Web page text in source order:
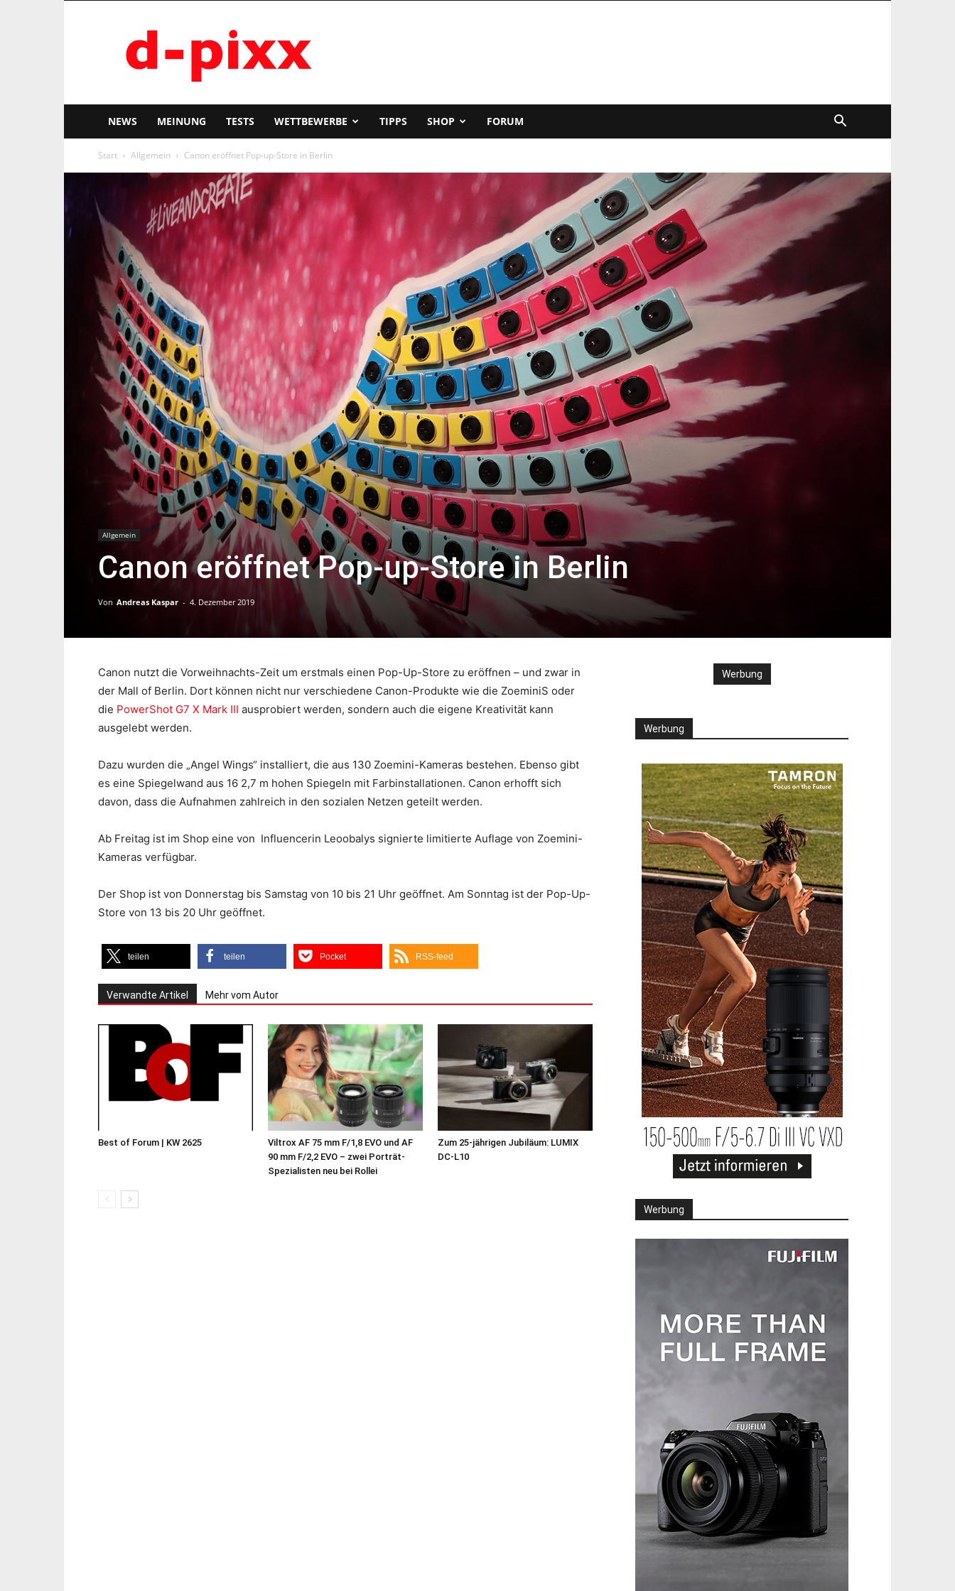
pixx
NEWS MEINUNG TESTS WETTBEWERBE TIPPS SHOP FORUM
Start Allgemein Canon eröffnet Pop-up-Store in Berlin
Allgemein
Canon eröffnet Pop-up-Store in Berlin
Von Andreas Kaspar - 4. Dezember 2019
Canon nutzt die Vorweihnachts-Zeit um erstmals einen Pop-Up-Store zu eröffnen – und zwar in
der Mall of Berlin. Dort können nicht nur verschiedene Canon-Produkte wie die ZoeminiS oder
die PowerShot G7 X Mark III ausprobiert werden, sondern auch die eigene Kreativität kann
ausgelebt werden.
Dazu wurden die „Angel Wings“ installiert, die aus 130 Zoemini-Kameras bestehen. Ebenso gibt
es eine Spiegelwand aus 16 2,7 m hohen Spiegeln mit Farbinstallationen. Canon erhofft sich
davon, dass die Aufnahmen zahlreich in den sozialen Netzen geteilt werden.
Ab Freitag ist im Shop eine von Influencerin Leoobalys signierte limitierte Auflage von Zoemini-
Kameras verfügbar.
Der Shop ist von Donnerstag bis Samstag von 10 bis 21 Uhr geöffnet. Am Sonntag ist der Pop-Up-
Store von 13 bis 20 Uhr geöffnet.
teilen teilen Pocket RSS-feed
Verwandte Artikel Mehr vom Autor
Best of Forum | KW 2625
Viltrox AF 75 mm F/1,8 EVO und AF
90 mm F/2,2 EVO – zwei Porträt-
Spezialisten neu bei Rollei
Zum 25-jährigen Jubiläum: LUMIX
DC‑L10
Werbung
Werbung
Werbung